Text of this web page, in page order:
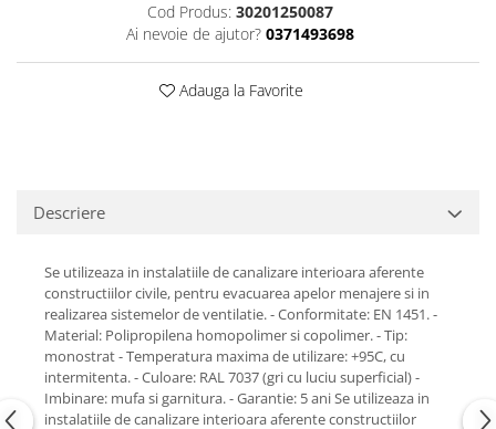
Cod Produs: 30201250087
Ai nevoie de ajutor? 0371493698
Adauga la Favorite
Descriere
Se utilizeaza in instalatiile de canalizare interioara aferente
constructiilor civile, pentru evacuarea apelor menajere si in
realizarea sistemelor de ventilatie. - Conformitate: EN 1451. -
Material: Polipropilena homopolimer si copolimer. - Tip:
monostrat - Temperatura maxima de utilizare: +95C, cu
intermitenta. - Culoare: RAL 7037 (gri cu luciu superficial) -
Imbinare: mufa si garnitura. - Garantie: 5 ani Se utilizeaza in
instalatiile de canalizare interioara aferente constructiilor